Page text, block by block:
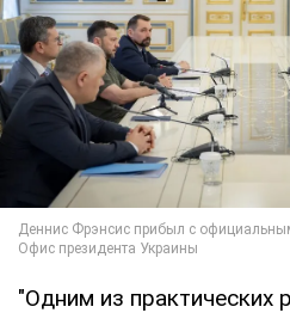
"Одним из практических